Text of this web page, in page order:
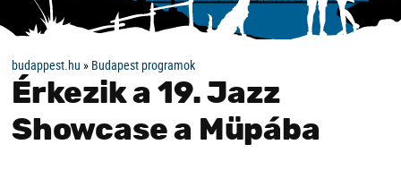
budappest.hu » Budapest programok
Érkezik a 19. Jazz
Showcase a Müpába